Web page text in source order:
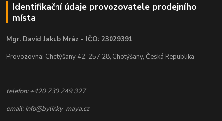
Identifikační údaje provozovatele prodejního
místa
Mgr. David Jakub Mráz - IČO: 23029391
Provozovna: Chotýšany 42, 257 28, Chotýšany, Česká Republika
telefon: +420 730 249 327
email: info@bylinky-maya.cz